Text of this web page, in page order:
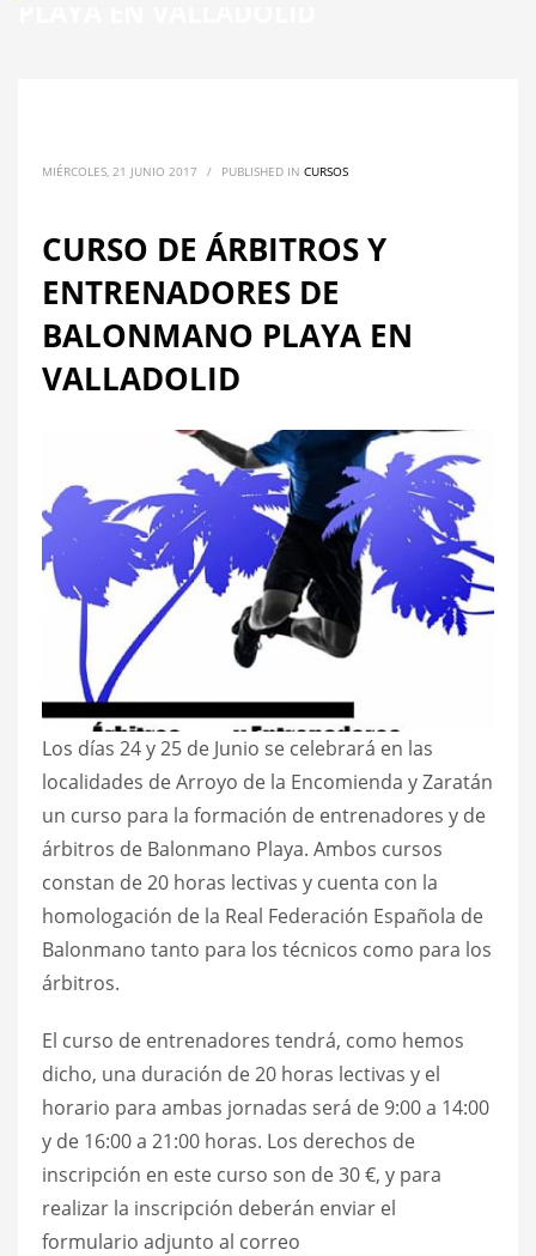
MIÉRCOLES, 21 JUNIO 2017 / PUBLISHED IN CURSOS
CURSO DE ÁRBITROS Y
ENTRENADORES DE
BALONMANO PLAYA EN
VALLADOLID
Los días 24 y 25 de Junio se celebrará en las
localidades de Arroyo de la Encomienda y Zaratán
un curso para la formación de entrenadores y de
árbitros de Balonmano Playa. Ambos cursos
constan de 20 horas lectivas y cuenta con la
homologación de la Real Federación Española de
Balonmano tanto para los técnicos como para los
árbitros.
El curso de entrenadores tendrá, como hemos
dicho, una duración de 20 horas lectivas y el
horario para ambas jornadas será de 9:00 a 14:00
y de 16:00 a 21:00 horas. Los derechos de
inscripción en este curso son de 30 €, y para
realizar la inscripción deberán enviar el
formulario adjunto al correo